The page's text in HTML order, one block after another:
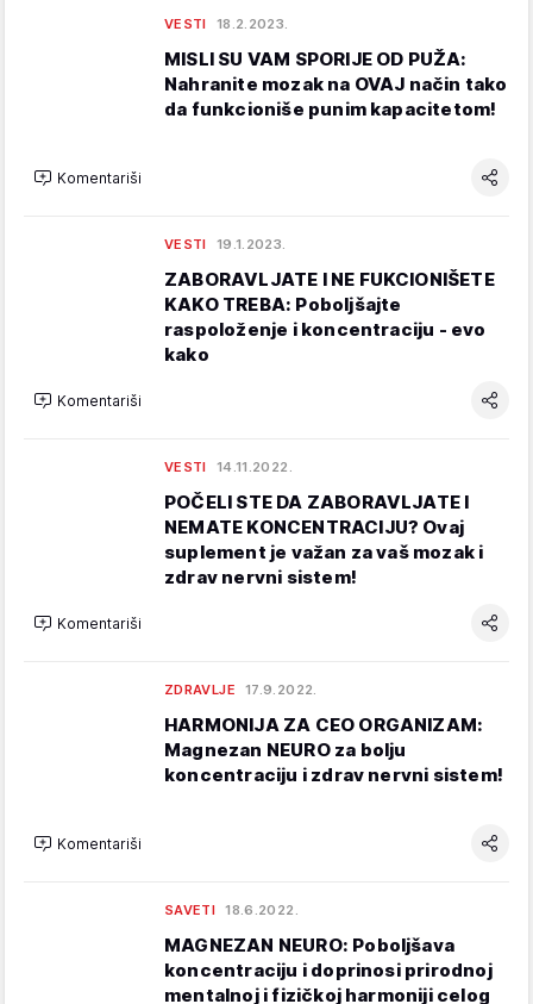
VESTI 18.2.2023.
MISLI SU VAM SPORIJE OD PUŽA:
Nahranite mozak na OVAJ način tako
da funkcioniše punim kapacitetom!
Komentariši
VESTI 19.1.2023.
ZABORAVLJATE I NE FUKCIONIŠETE
KAKO TREBA: Poboljšajte
raspoloženje i koncentraciju - evo
kako
Komentariši
VESTI 14.11.2022.
POČELI STE DA ZABORAVLJATE I
NEMATE KONCENTRACIJU? Ovaj
suplement je važan za vaš mozak i
zdrav nervni sistem!
Komentariši
ZDRAVLJE 17.9.2022.
HARMONIJA ZA CEO ORGANIZAM:
Magnezan NEURO za bolju
koncentraciju i zdrav nervni sistem!
Komentariši
SAVETI 18.6.2022.
MAGNEZAN NEURO: Poboljšava
koncentraciju i doprinosi prirodnoj
mentalnoj i fizičkoj harmoniji celog